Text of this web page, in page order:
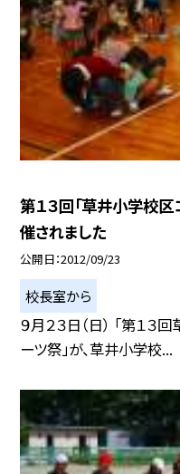
第１３回「草井小学校
催されました
公開日 2012/09/23
校長室から
９月２３日（日） 「第１
ーツ祭」が、草井小学校...